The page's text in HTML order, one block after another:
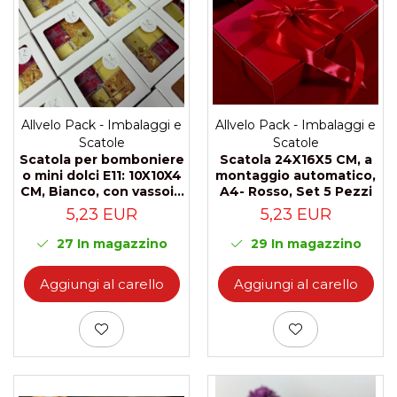
Scatole Aperte senza Finestra
Scatole Basse per Biscotti o
Pan di Zenzero
Scatole con Finestra per Mini
Pasticcini
Scatole con Finestra Traforata
Scatole Aperte con Finestra
Decorata Effetto Pizzo e Vassoio
Scatole per Macarons con Finestra
Decorata Effetto Pizzo
Scatole per Panettone, Torte e Mini
Torte con Finestra Decorata Effetto
Pizzo
Scatole con Manico per
Pasticcini e Torte
Scatole per Bomboniere
Scatole con Finestra per
Allvelo Pack - Imbalaggi e
Scatole
Scatola per bomboniere
o mini dolci E11: 10X10X4
CM, Bianco, con vassoio
e finestra
5,23 EUR
27 In magazzino
Aggiungi al carello
Allvelo Pack - Imbalaggi e
Scatole
Scatola 24X16X5 CM, a
montaggio automatico,
A4- Rosso, Set 5 Pezzi
5,23 EUR
29 In magazzino
Aggiungi al carello